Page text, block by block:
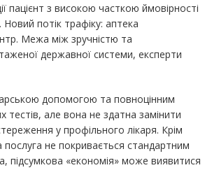
пацієнт з високою часткою ймовірності
потік трафіку: аптека
Межа між зручністю та
державної системи, експерти
допомогою та повноцінним
тестів, але вона не здатна замінити
у профільного лікаря. Крім
послуга не покривається стандартним
підсумкова «економія» може виявитися